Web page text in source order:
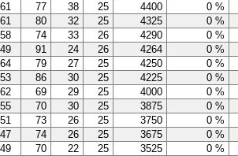
61 77 38 25 4400
0 %
61 80 32 25 4325
0 %
58 74 33 26 4290
0 %
49 91 24 26 4264
0 %
64 79 27 25 4250
0 %
53 86 30 25 4225
0 %
62 69 29 25 4000
0 %
55 70 30 25 3875
0 %
51 73 26 25 3750
0 %
47 74 26 25 3675
0 %
49 70 22 25 3525
0 %